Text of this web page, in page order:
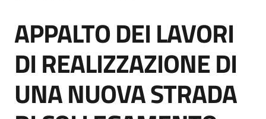
e
strumenti
acquisto
Supporto
Salta al contenuto
APPALTO DEI LAVORI
DI REALIZZAZIONE DI
UNA NUOVA STRADA